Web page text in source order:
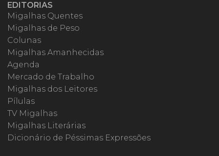
EDITORIAS
Migalhas Quentes
Migalhas de Peso
Colunas
Migalhas Amanhecidas
Agenda
Mercado de Trabalho
Migalhas dos Leitores
Pílulas
TV Migalhas
Migalhas Literárias
Dicionário de Péssimas Expressões